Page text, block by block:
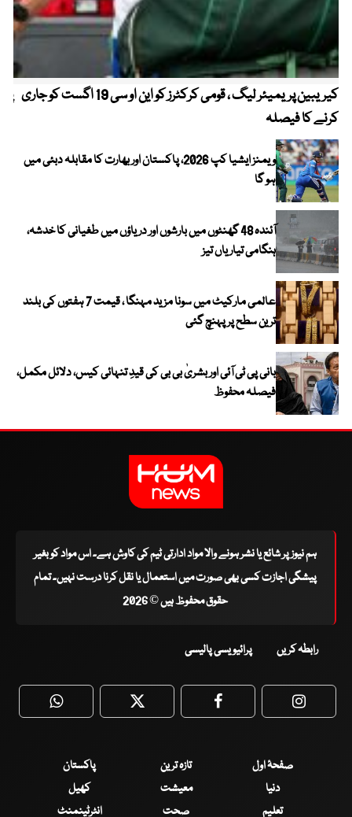
کیریبین پریمیئر لیگ ، قومی کرکٹرز کو این او سی 19 اگست کو جاری
کرنے کا فیصلہ
ویمنز ایشیا کپ 2026، پاکستان اور بھارت کا مقابلہ دبئی میں
ہو گا
آئندہ 48 گھنٹوں میں بارشوں اور دریاؤں میں طغیانی کا خدشہ،
ہنگامی تیاریاں تیز
عالمی مارکیٹ میں سونا مزید مہنگا ، قیمت 7 ہفتوں کی بلند
ترین سطح پر پہنچ گئی
بانی پی ٹی آئی اور بشریٰ بی بی کی قیدِ تنہائی کیس، دلائل مکمل،
فیصلہ محفوظ
ہم نیوز پر شائع یا نشر ہونے والا مواد ادارتی ٹیم کی کاوش ہے۔ اس مواد کو بغیر
پیشگی اجازت کسی بھی صورت میں استعمال یا نقل کرنا درست نہیں۔ تمام
حقوق محفوظ ہیں © 2026
رابطہ کریں پرائیویسی پالیسی
WhatsApp Twitter Facebook
صفحۂ اول تازہ ترین
پاکستان
دنیا
معیشت
کھیل
تعلیم
صحت انٹرٹینمنٹ